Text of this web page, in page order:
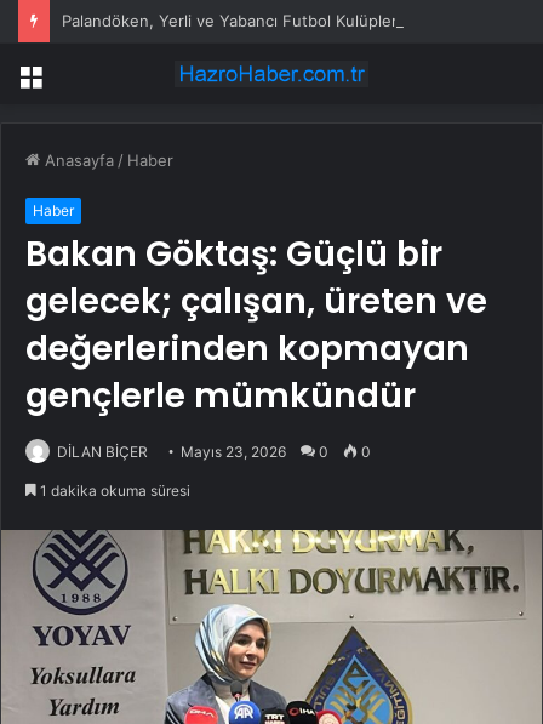
Palandöken, Yerli ve Yabancı Futbol Kulüplerini Ağırlıyor
Menü
Anasayfa / Haber
Haber
Bakan Göktaş: Güçlü bir
gelecek; çalışan, üreten ve
değerlerinden kopmayan
gençlerle mümkündür
DİLAN BİÇER Mayıs 23, 2026 0 0
1 dakika okuma süresi